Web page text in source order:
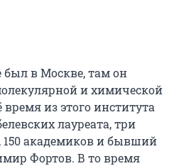
был в Москве, там он
и химической
из этого института
лауреата, три
150 академиков и бывший
Фортов. В то время